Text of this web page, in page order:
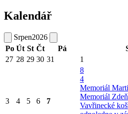
Kalendář
Srpen2026
Po Út St Čt Pá
27 28 29 30 31 1
3 4 5 6 7
8
4
Memoriál
Memoriál
Vavřinecké